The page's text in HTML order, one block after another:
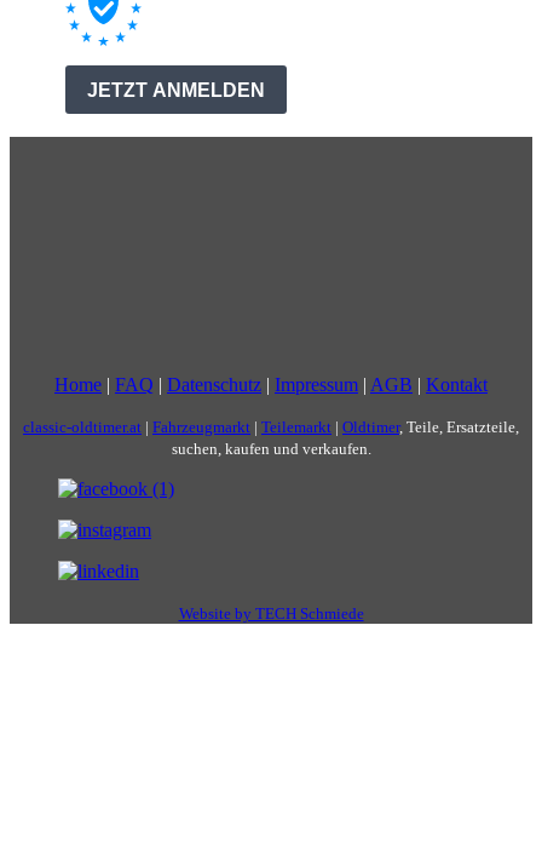
Home | FAQ | Datenschutz | Impressum | AGB | Kontakt
classic-oldtimer.at | Fahrzeugmarkt | Teilemarkt | Oldtimer, Teile, Ersatzteile,
suchen, kaufen und verkaufen.
Website by TECH Schmiede